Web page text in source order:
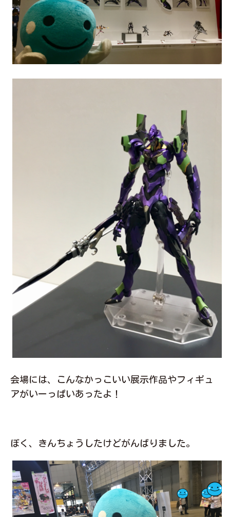
会場には、こんなかっこいい展示作品やフィギュ
アがいーっぱいあったよ！
ぼく、きんちょうしたけどがんばりました。